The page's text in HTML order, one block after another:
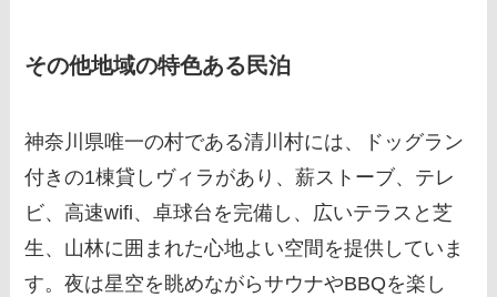
その他地域の特色ある民泊
神奈川県唯一の村である清川村には、ドッグラン
付きの1棟貸しヴィラがあり、薪ストーブ、テレ
ビ、高速wifi、卓球台を完備し、広いテラスと芝
生、山林に囲まれた心地よい空間を提供していま
す。夜は星空を眺めながらサウナやBBQを楽し